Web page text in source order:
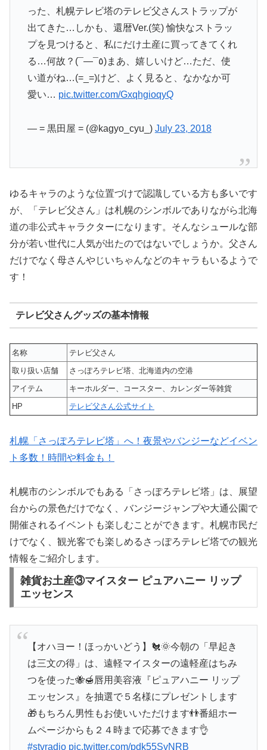
った、札幌テレビ塔のテレビ父さんストラップが
出てきた…しかも、還暦Ver.(笑) 愉快なストラッ
プを見つけると、私にだけ土産に買ってきてくれ
る…何故？(¯―¯٥)まあ、嬉しいけど…ただ、使
い道がね…(=_=)けど、よく見ると、なかなか可
愛い… pic.twitter.com/GxqhgioqyQ
— = 黒田屋 = (@kagyo_cyu_) July 23, 2018
ゆるキャラのような位置づけで認識している方も多いです
が、「テレビ父さん」は札幌のシンボルでありながら北海
道の非公式キャラクターになります。そんなシュールな部
分が若い世代に人気が出たのではないでしょうか。父さん
だけでなく母さんやじいちゃんなどのキャラもいるようで
す！
テレビ父さんグッズの基本情報
名称
テレビ父さん
取り扱い店舗
さっぽろテレビ塔、北海道内の空港
アイテム
キーホルダー、コースター、カレンダー等雑貨
HP
テレビ父さん公式サイト
札幌「さっぽろテレビ塔」へ！夜景やバンジーなどイベン
ト多数！時間や料金も！
札幌市のシンボルでもある「さっぽろテレビ塔」は、展望
台からの景色だけでなく、バンジージャンプや大通公園で
開催されるイベントも楽しむことができます。札幌市民だ
けでなく、観光客でも楽しめるさっぽろテレビ塔での観光
情報をご紹介します。
雑貨お土産③マイスター ピュアハニー リップ
エッセンス
【オハヨー！ほっかいどう】🐔🌞今朝の「早起き
は三文の得」は、遠軽マイスターの遠軽産はちみ
つを使った🐝🍯唇用美容液『ピュアハニー リップ
エッセンス』を抽選で５名様にプレゼントします
🎁もちろん男性もお使いいただけます👬番組ホー
ムページからも２４時まで応募できます👌
#stvradio pic.twitter.com/pdk55SvNRB